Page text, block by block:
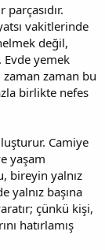
vakitlerinde
değil,
yemek
zaman bu
birlikte nefes
Camiye
yaşam
bireyin yalnız
yalnız başına
çünkü kişi,
hatırlamış